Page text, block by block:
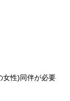
性)同伴が必要